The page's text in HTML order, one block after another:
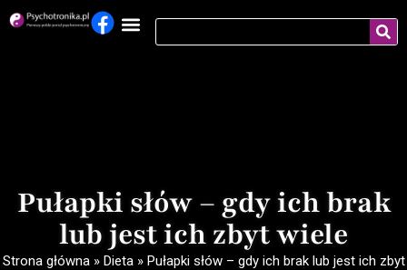
Pułapki słów – gdy ich brak
lub jest ich zbyt wiele
Strona główna» Dieta» Pułapki słów – gdy ich brak lub jest ich zbyt